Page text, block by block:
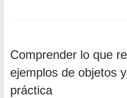
Comprender lo que
ejemplos de objetos
práctica